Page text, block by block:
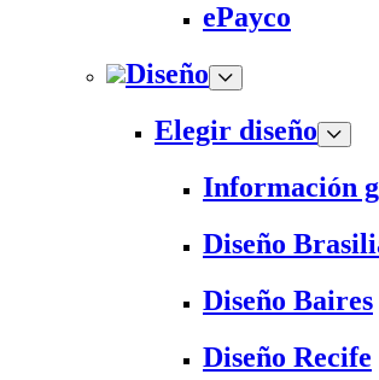
ePayco
Diseño
Elegir diseño
Información
Diseño
Diseño Baires
Diseño Recife